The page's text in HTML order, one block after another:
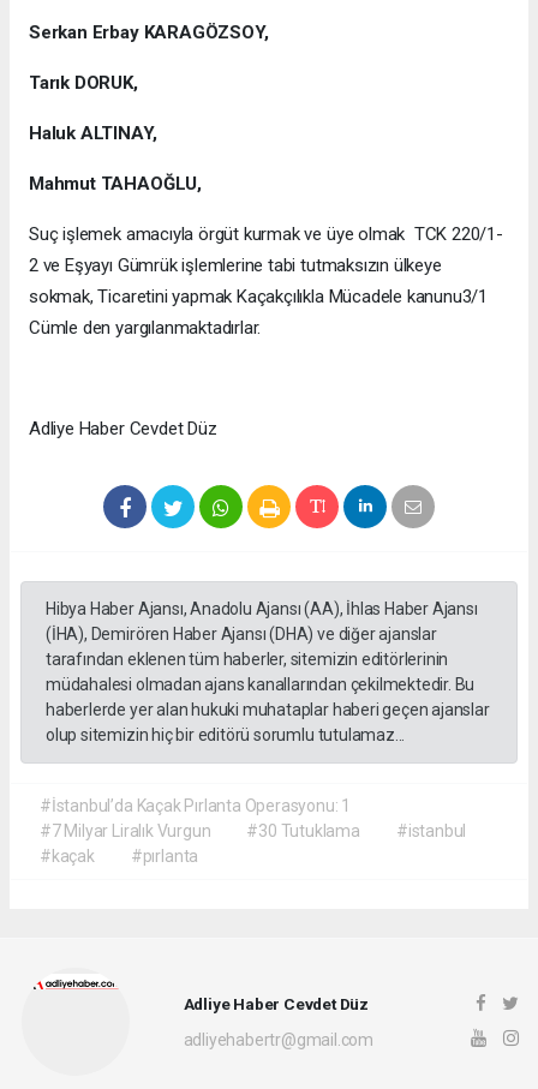
Serkan Erbay KARAGÖZSOY,
Tarık DORUK,
Haluk ALTINAY,
Mahmut TAHAOĞLU,
Suç işlemek amacıyla örgüt kurmak ve üye olmak TCK 220/1-
2 ve Eşyayı Gümrük işlemlerine tabi tutmaksızın ülkeye
sokmak, Ticaretini yapmak Kaçakçılıkla Mücadele kanunu3/1
Cümle den yargılanmaktadırlar.
Adliye Haber Cevdet Düz
Hibya Haber Ajansı, Anadolu Ajansı (AA), İhlas Haber Ajansı
(İHA), Demirören Haber Ajansı (DHA) ve diğer ajanslar
tarafından eklenen tüm haberler, sitemizin editörlerinin
müdahalesi olmadan ajans kanallarından çekilmektedir. Bu
haberlerde yer alan hukuki muhataplar haberi geçen ajanslar
olup sitemizin hiç bir editörü sorumlu tutulamaz...
#İstanbul’da Kaçak Pırlanta Operasyonu: 1
#7 Milyar Liralık Vurgun
#30 Tutuklama
#istanbul
#kaçak
#pırlanta
Adliye Haber Cevdet Düz
adliyehabertr@gmail.com